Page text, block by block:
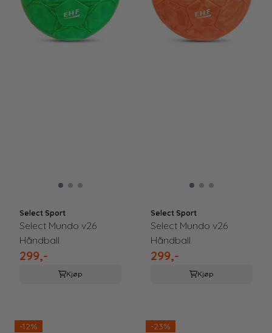
Select Sport
Select Mundo v26
Håndball
299,-
Kjøp
Select Sport
Select Mundo v26
Håndball
299,-
Kjøp
-12% -23%